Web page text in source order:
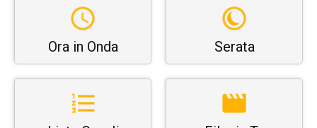
Ora in Onda Serata